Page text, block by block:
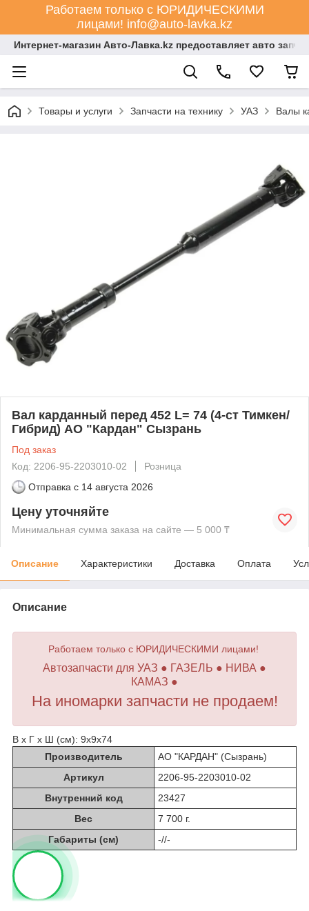
Работаем только с ЮРИДИЧЕСКИМИ
лицами! info@auto-lavka.kz
Интернет-магазин Авто-Лавка.kz предоставляет авто
Товары и услуги Запчасти на технику УАЗ Валы
Вал карданный перед 452 L= 74 (4-ст Тимкен/
Гибрид) АО "Кардан" Сызрань
Под заказ
Код: 2206-95-2203010-02
Розница
Отправка с 14 августа 2026
Цену уточняйте
Минимальная сумма заказа на сайте — 5 000 ₸
Описание Характеристики Доставка Оплата
Описание
Работаем только с ЮРИДИЧЕСКИМИ лицами!
Автозапчасти для УАЗ ● ГАЗЕЛЬ ● НИВА ●
КАМАЗ ●
На иномарки запчасти не продаем!
В х Г х Ш (см): 9х9х74
Производитель
АО "КАРДАН" (Сызрань)
Артикул
2206-95-2203010-02
Внутренний код
23427
Вес
7 700 г.
Габариты (см)
-//-